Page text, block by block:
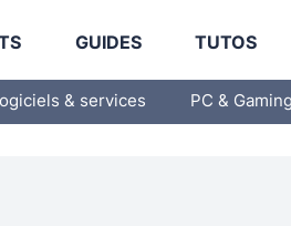
GUIDES TUTOS
& services PC & Gaming